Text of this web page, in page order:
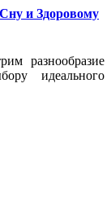
и Здоровому
разнообразие
идеального